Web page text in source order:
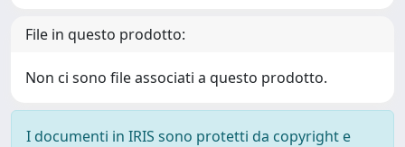
File in questo prodotto:
Non ci sono file associati a questo prodotto.
I documenti in IRIS sono protetti da copyright e